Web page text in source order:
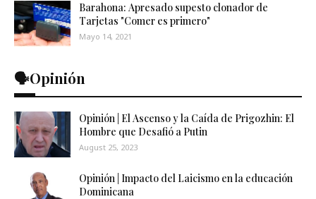
Barahona: Apresado supesto clonador de
Tarjetas "Comer es primero"
Mayo 14, 2021
🗣️Opinión
Opinión | El Ascenso y la Caída de Prigozhin: El
Hombre que Desafió a Putin
August 25, 2023
Opinión | Impacto del Laicismo en la educación
Dominicana